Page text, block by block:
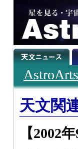
AstroArts
天文関
【2002